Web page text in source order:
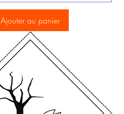
Ajouter au panier